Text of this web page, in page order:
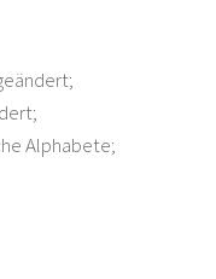
Alphabete;